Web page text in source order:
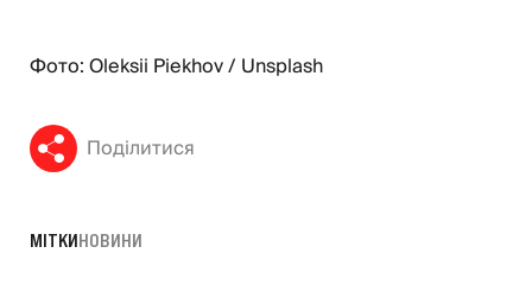
Фото: Oleksii Piekhov / Unsplash
Поділитися
МІТКИНОВИНИ